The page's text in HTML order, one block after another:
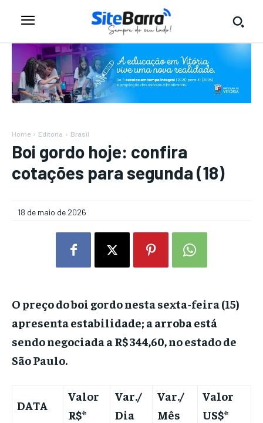
Home Editoria Brasil
Boi gordo hoje: confira
cotações para segunda (18)
18 de maio de 2026
O preço do boi gordo nesta sexta-feira (15)
apresenta estabilidade; a arroba está
sendo negociada a R$ 344,60, no estado de
São Paulo.
DATA
Valor
R$*
Var./
Dia
Var./
Mês
Valor
US$*